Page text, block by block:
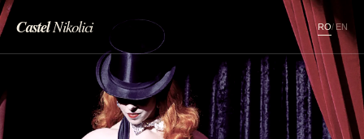
CastelNikolici RO/EN